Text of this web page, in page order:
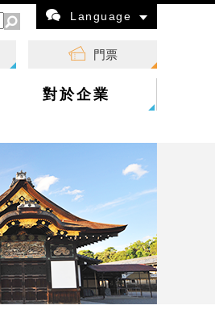
Language
對於企業
門票